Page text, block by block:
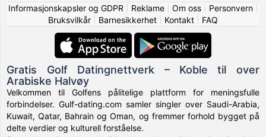
Informasjonskapsler og GDPR
Reklame| Om oss| Personvern|
Bruksvilkår
Barnesikkerhet Kontakt FAQ
Gratis Golf Datingnettverk – Koble til over
Arabiske Halvøy
Velkommen til Golfens pålitelige plattform for meningsfulle
forbindelser. Gulf-dating.com samler singler over Saudi-Arabia,
Kuwait, Qatar, Bahrain og Oman, og fremmer forhold bygget på
delte verdier og kulturell forståelse.